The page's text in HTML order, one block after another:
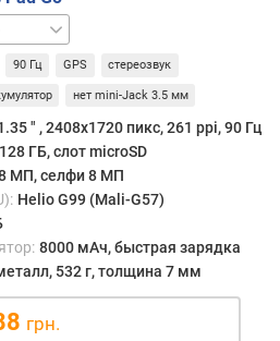
90 Гц GPS стереозвук
нет mini-Jack 3.5 мм
″ , 2408x1720 пикс, 261 ppi, 90 Гц
128 ГБ, слот microSD
МП, селфи 8 МП
Helio G99 (Mali-G57)
8000 мАч, быстрая зарядка
532 г, толщина 7 мм
грн.